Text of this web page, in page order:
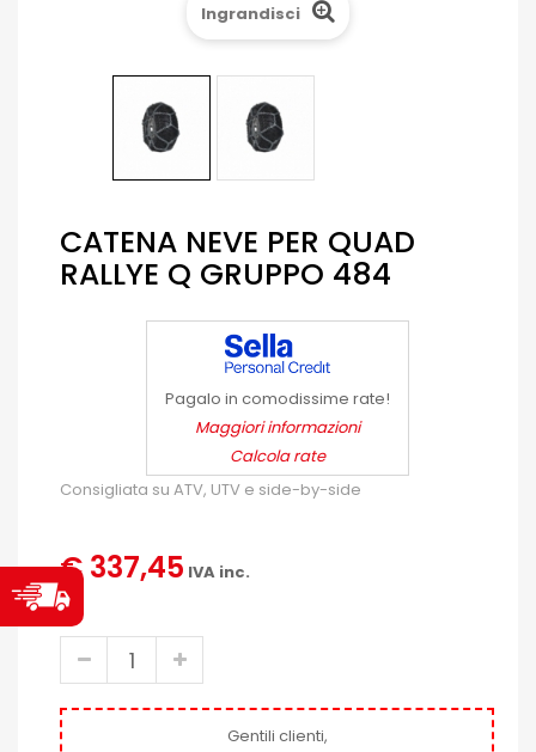
Ingrandisci
CATENA NEVE PER QUAD
RALLYE Q GRUPPO 484
Pagalo in comodissime rate!
Maggiori informazioni
Calcola rate
Consigliata su ATV, UTV e side-by-side
€ 337,45 IVA inc.
Gentili clienti,